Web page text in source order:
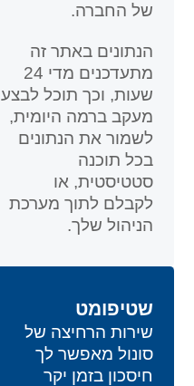
של החברה.
הנתונים באתר זה
מתעדכנים מדי 24
שעות, וכך תוכל לבצע
מעקב ברמה היומית,
לשמור את הנתונים
בכל תוכנה
סטטיסטית, או
לקבלם לתוך מערכת
הניהול שלך.
שטיפומט
שירות הרחיצה של
סונול מאפשר לך
חיסכון בזמן יקר